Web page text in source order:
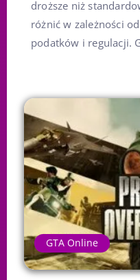
droższe niż
różnić w zależności
podatków i regulacji.
GTA Online